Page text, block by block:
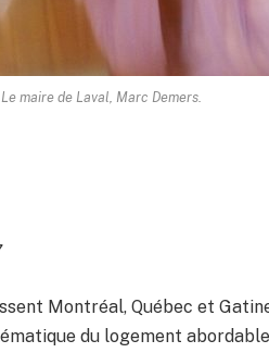
Le maire de Laval, Marc Demers.
Montréal, Québec et
du logement